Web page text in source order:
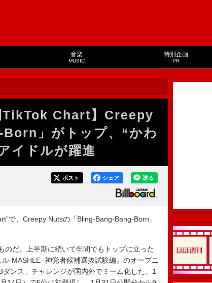
音楽
MUSIC
特別企画
PR
TikTok Chart】Creepy
」がトップ、“かわ
イドルが躍進
送る
シェア
ポスト
で、Creepy Nutsの「Bling-Bang-Bang-Born」
だ。上半期に続いて年間でもトップに立った
-MASHLE- 神覚者候補選抜試験編』のオープニ
ンス」チャレンジが国内外でミーム化した。1